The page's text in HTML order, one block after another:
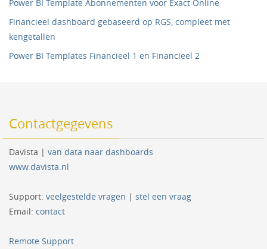
Power BI Template Abonnementen voor Exact Online
Financieel dashboard gebaseerd op RGS, compleet met
kengetallen
Power BI Templates Financieel 1 en Financieel 2
Contactgegevens
Davista | van data naar dashboards
www.davista.nl
Support: veelgestelde vragen | stel een vraag
Email: contact
Remote Support